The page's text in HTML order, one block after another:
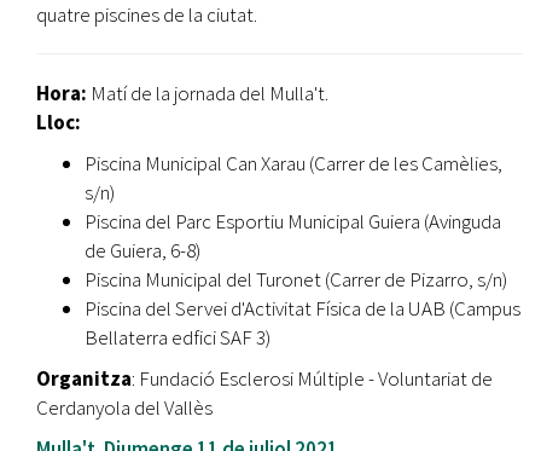
quatre piscines de la ciutat.
Hora: Matí de la jornada del Mulla't.
Lloc:
Piscina Municipal Can Xarau (Carrer de les Camèlies,
s/n)
Piscina del Parc Esportiu Municipal Guiera (Avinguda
de Guiera, 6-8)
Piscina Municipal del Turonet (Carrer de Pizarro, s/n)
Piscina del Servei d'Activitat Física de la UAB (Campus
Bellaterra edfici SAF 3)
Organitza: Fundació Esclerosi Múltiple - Voluntariat de
Cerdanyola del Vallès